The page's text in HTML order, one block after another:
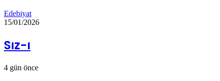
Edebiyat
15/01/2026
Sız-ı
4 gün önce